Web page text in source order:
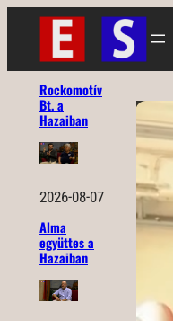
Ugrás
tartalomhoz
Rockomotív
Bt. a
Hazaiban
2026-08-07
Alma
együttes a
Hazaiban